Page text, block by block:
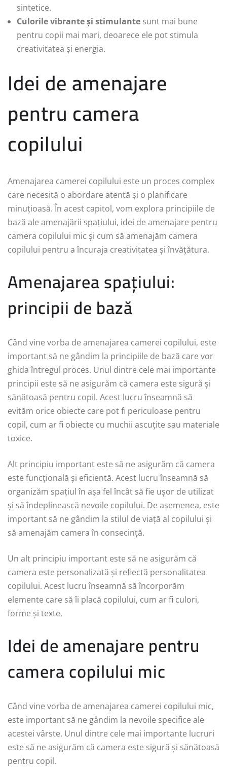
sintetice.
Culorile vibrante și stimulante sunt mai bune
pentru copii mai mari, deoarece ele pot stimula
creativitatea și energia.
Idei de amenajare
pentru camera
copilului
Amenajarea camerei copilului este un proces complex
care necesită o abordare atentă și o planificare
minuțioasă. În acest capitol, vom explora principiile de
bază ale amenajării spațiului, idei de amenajare pentru
camera copilului mic și cum să amenajăm camera
copilului pentru a încuraja creativitatea și învățătura.
Amenajarea spațiului:
principii de bază
Când vine vorba de amenajarea camerei copilului, este
important să ne gândim la principiile de bază care vor
ghida întregul proces. Unul dintre cele mai importante
principii este să ne asigurăm că camera este sigură și
sănătoasă pentru copil. Acest lucru înseamnă să
evităm orice obiecte care pot fi periculoase pentru
copil, cum ar fi obiecte cu muchii ascuțite sau materiale
toxice.
Alt principiu important este să ne asigurăm că camera
este funcțională și eficientă. Acest lucru înseamnă să
organizăm spațiul în așa fel încât să fie ușor de utilizat
și să îndeplinească nevoile copilului. De asemenea, este
important să ne gândim la stilul de viață al copilului și
să amenajăm camera în consecință.
Un alt principiu important este să ne asigurăm că
camera este personalizată și reflectă personalitatea
copilului. Acest lucru înseamnă să încorporăm
elemente care să îi placă copilului, cum ar fi culori,
forme și texte.
Idei de amenajare pentru
camera copilului mic
Când vine vorba de amenajarea camerei copilului mic,
este important să ne gândim la nevoile specifice ale
acestei vârste. Unul dintre cele mai importante lucruri
este să ne asigurăm că camera este sigură și sănătoasă
pentru copil.